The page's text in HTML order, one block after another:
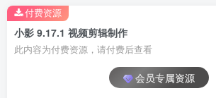
小影 9.17.1 视频剪辑制作
此内容为付费资源，请付费后查看
会员专属资源
付费资源